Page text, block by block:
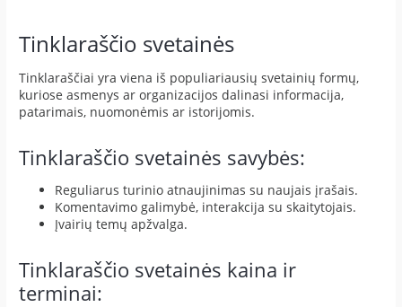
Tinklaraščio svetainės
Tinklaraščiai yra viena iš populiariausių svetainių formų,
kuriose asmenys ar organizacijos dalinasi informacija,
patarimais, nuomonėmis ar istorijomis.
Tinklaraščio svetainės savybės:
Reguliarus turinio atnaujinimas su naujais įrašais.
Komentavimo galimybė, interakcija su skaitytojais.
Įvairių temų apžvalga.
Tinklaraščio svetainės kaina ir
terminai: